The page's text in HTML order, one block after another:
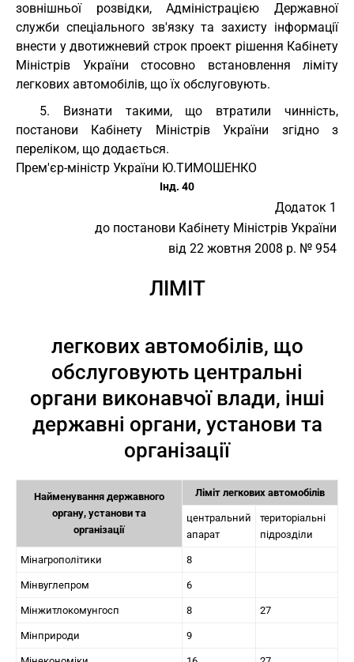
зовнішньої розвідки, Адміністрацією Державної
служби спеціального зв'язку та захисту інформації
внести у двотижневий строк проект рішення Кабінету
Міністрів України стосовно встановлення ліміту
легкових автомобілів, що їх обслуговують.
5. Визнати такими, що втратили чинність,
постанови Кабінету Міністрів України згідно з
переліком, що додається.
Прем'єр-міністр України Ю.ТИМОШЕНКО
Інд. 40
Додаток 1
до постанови Кабінету Міністрів України
від 22 жовтня 2008 р. № 954
ЛІМІТ
легкових автомобілів, що
обслуговують центральні
органи виконавчої влади, інші
державні органи, установи та
організації
Найменування державного
органу, установи та
організації
Ліміт легкових автомобілів
центральний
апарат
територіальні
підрозділи
Мінагрополітики 8
Мінвуглепром 6
Мінжитлокомунгосп 8 27
Мінприроди 9